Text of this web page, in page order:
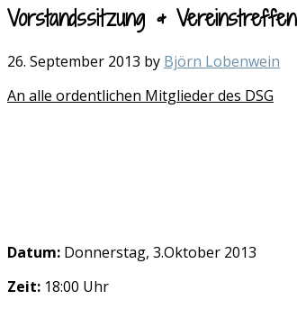
Vorstandssitzung & Vereinstreffen
26. September 2013 by Björn Lobenwein
An alle ordentlichen Mitglieder des DSG
Datum: Donnerstag, 3.Oktober 2013
Zeit: 18:00 Uhr